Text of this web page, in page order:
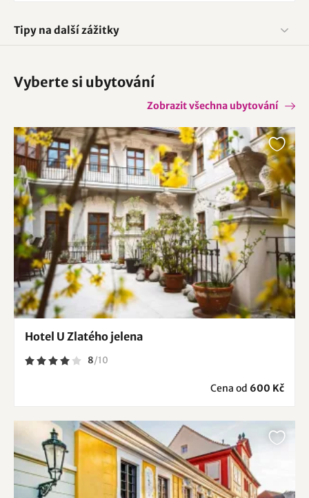
Tipy na další zážitky
Vyberte si ubytování
Zobrazit všechna ubytování
Hotel U Zlatého jelena
8/10
Cena od 600 Kč